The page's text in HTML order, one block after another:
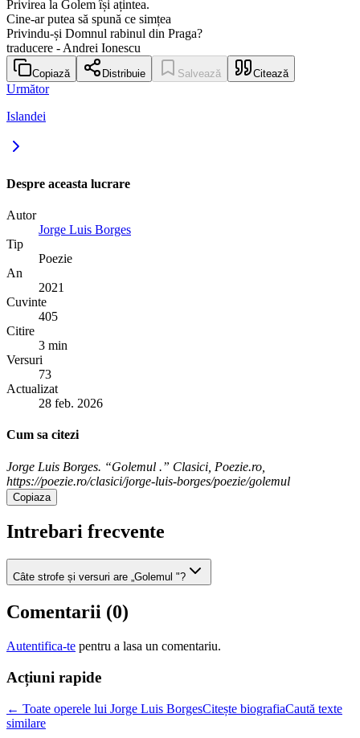
Privirea la Golem își ațintea.
Cine-ar putea să spună ce simțea
Privindu-și Domnul rabinul din Praga?
traducere - Andrei Ionescu
Copiază Distribuie Salvează Citează
Următor
Islandei
Despre aceasta lucrare
Autor
Jorge Luis Borges
Tip
Poezie
An
2021
Cuvinte
405
Citire
3 min
Versuri
73
Actualizat
28 feb. 2026
Cum sa citezi
Jorge Luis Borges. “Golemul .” Clasici, Poezie.ro,
https://poezie.ro/clasici/jorge-luis-borges/poezie/golemul
Copiaza
Intrebari frecvente
Câte strofe și versuri are „Golemul "?
Comentarii (0)
Autentifica-te pentru a lasa un comentariu.
Acțiuni rapide
← Toate operele lui Jorge Luis BorgesCitește biografiaCaută texte
similare